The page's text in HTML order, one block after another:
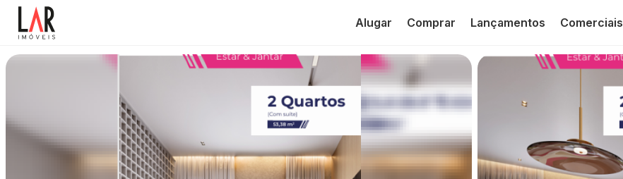
Alugar Comprar Lançamentos Comerciais